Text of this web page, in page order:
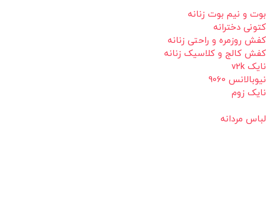
بوت و نیم بوت زنانه
کتونی دخترانه
کفش روزمره و راحتی زنانه
کفش کالج و کلاسیک زنانه
نایک v2k
نیوبالانس 9060
نایک زوم
لباس مردانه